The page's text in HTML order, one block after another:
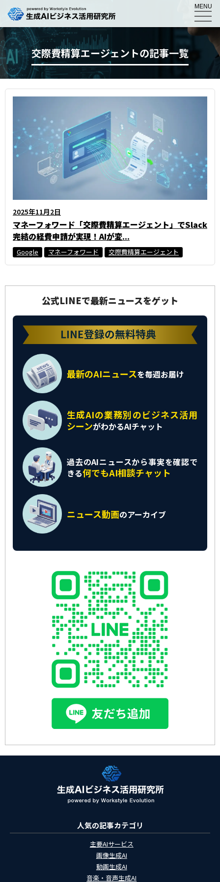
MENU
交際費精算エージェントの記事一覧
2025年11月2日
マネーフォワード「交際費精算エージェント」でSlack
完結の経費申請が実現！AIが変...
Google マネーフォワード 交際費精算エージェント
公式LINEで最新ニュースをゲット
最新のAIニュースを毎週お届け
生成AIの業務別のビジネス活用
シーンがわかるAIチャット
過去のAIニュースから事実を確認で
きる何でもAI相談チャット
ニュース動画のアーカイブ
人気の記事カテゴリ
主要AIサービス
画像生成AI
動画生成AI
音楽・音声生成AI